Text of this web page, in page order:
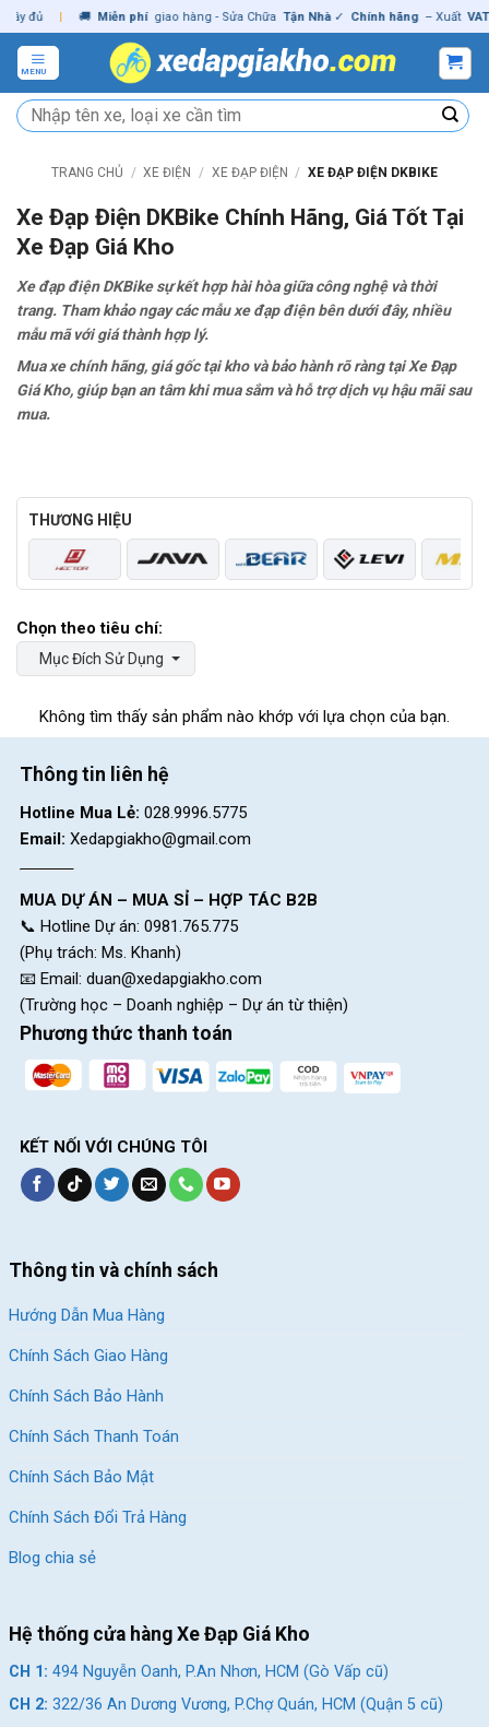
Skip
to
content
| 🚚 Miễn phí giao hàng - Sửa Chữa Tận Nhà ✓ Chính hãng – Xuất VAT đầy
MENU
Tìm
kiếm:
TRANG CHỦ / XE ĐIỆN / XE ĐẠP ĐIỆN / XE ĐẠP ĐIỆN DKBIKE
Xe Đạp Điện DKBike Chính Hãng, Giá Tốt Tại
Xe Đạp Giá Kho
Xe đạp điện DKBike sự kết hợp hài hòa giữa công nghệ và thời
trang. Tham khảo ngay các mẫu xe đạp điện bên dưới đây, nhiều
mẫu mã với giá thành hợp lý.
Mua xe chính hãng, giá gốc tại kho và bảo hành rõ ràng tại Xe Đạp
Giá Kho, giúp bạn an tâm khi mua sắm và hỗ trợ dịch vụ hậu mãi sau
mua.
THƯƠNG HIỆU
Mục Đích Sử Dụng
Không tìm thấy sản phẩm nào khớp với lựa chọn của bạn.
Thông tin liên hệ
Hotline Mua Lẻ: 028.9996.5775
Email: Xedapgiakho@gmail.com
MUA DỰ ÁN – MUA SỈ – HỢP TÁC B2B
📞 Hotline Dự án: 0981.765.775
(Phụ trách: Ms. Khanh)
📧 Email: duan@xedapgiakho.com
(Trường học – Doanh nghiệp – Dự án từ thiện)
Phương thức thanh toán
KẾT NỐI VỚI CHÚNG TÔI
Thông tin và chính sách
Hướng Dẫn Mua Hàng
Chính Sách Giao Hàng
Chính Sách Bảo Hành
Chính Sách Thanh Toán
Chính Sách Bảo Mật
Chính Sách Đổi Trả Hàng
Blog chia sẻ
Hệ thống cửa hàng Xe Đạp Giá Kho
CH 1: 494 Nguyễn Oanh, P.An Nhơn, HCM (Gò Vấp cũ)
CH 2: 322/36 An Dương Vương, P.Chợ Quán, HCM (Quận 5 cũ)